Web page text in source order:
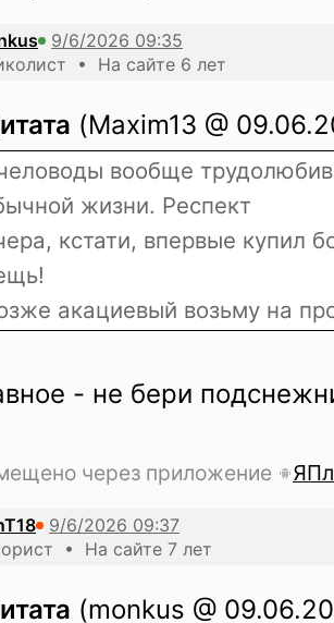
• На сайте 6 лет
(Maxim13 @
вообще
жизни. Респект
кстати, впервые купил
акациевый возьму на
- не бери
через приложение
• На сайте 7 лет
(monkus @